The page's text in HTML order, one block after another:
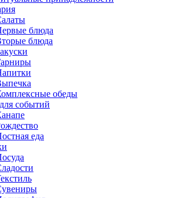
блюда
блюда
обеды
событий
еда